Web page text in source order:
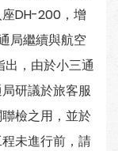
DH-200，增
局繼續與航空
出，由於小三通
研議於旅客服
檢之用，並於
未進行前，請